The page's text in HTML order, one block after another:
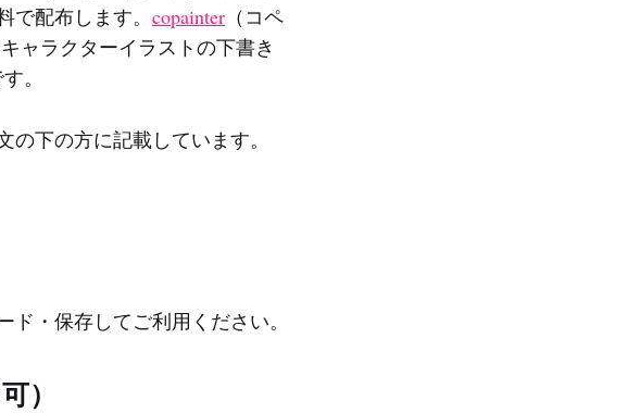
配布します。 copainter （コペ
ャラクターイラストの下書き
。
下の方に記載しています。
・保存してご利用ください。
）